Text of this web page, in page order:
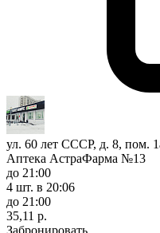
ул. 60 лет СССР, д. 8, пом.
Аптека АстраФарма №13
до 21:00
4 шт. в 20:06
до 21:00
35,11 р.
Забронировать